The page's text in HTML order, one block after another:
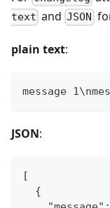
text andJSON
plain text:
message
JSON:
[
  {